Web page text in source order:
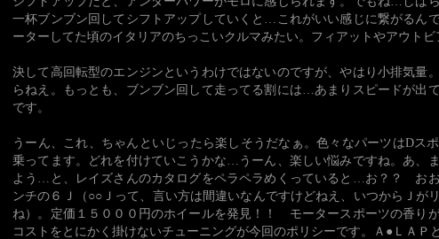
一杯ブンブン回してシフトアップしていくと…これがいい感じに繋がるん
ーターしてた頃のイタリアのちっこいクルマみたい。フィアットやアウトビ
決して高回転型のエンジンというわけではないのですが、やはり小排気量
らねえ。もっとも、ブンブン回して走ってる割には…あまりスピードが出
です。
うーん、これ、ちゃんといじったら楽しそうだなぁ。色々なパーツはDス
乗ってます。どれを付けていこうかな…うーん、楽しい悩みですね。あ、
よう…と、レイズさんのカタログをペラペラめくっていると…お？？ お
ンチの６Ｊ（○○Ｊって、言い方は間違いなんですけどねえ、いつからＪが
ね）。定価１５０００円のホイールを発見！！ モータースポーツの香り
コストをとにかく掛けないチューニングが今回のポリシーです。Ａ●ＬＡＰ